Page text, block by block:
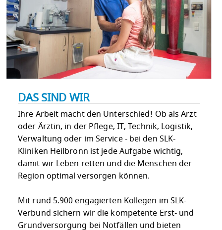
DAS SIND WIR
Ihre Arbeit macht den Unterschied! Ob als Arzt
oder Ärztin, in der Pflege, IT, Technik, Logistik,
Verwaltung oder im Service - bei den SLK-
Kliniken Heilbronn ist jede Aufgabe wichtig,
damit wir Leben retten und die Menschen der
Region optimal versorgen können.
Mit rund 5.900 engagierten Kollegen im SLK-
Verbund sichern wir die kompetente Erst- und
Grundversorgung bei Notfällen und bieten